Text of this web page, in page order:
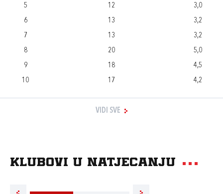
5
12
3,0
6
13
3,2
7
13
3,2
8
20
5,0
9
18
4,5
10
17 4,2
VIDI SVE
Klubovi u natjecanju